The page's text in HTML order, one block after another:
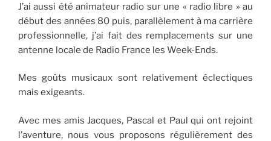
J’ai aussi été animateur radio sur une « radio libre » au
début des années 80 puis, parallèlement à ma carrière
professionnelle, j’ai fait des remplacements sur une
antenne locale de Radio France les Week-Ends.
Mes goûts musicaux sont relativement éclectiques
mais exigeants.
Avec mes amis Jacques, Pascal et Paul qui ont rejoint
l’aventure, nous vous proposons régulièrement des